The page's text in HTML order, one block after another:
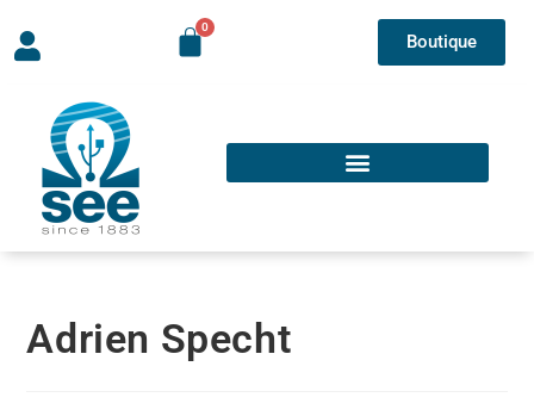
Boutique
Adrien Specht